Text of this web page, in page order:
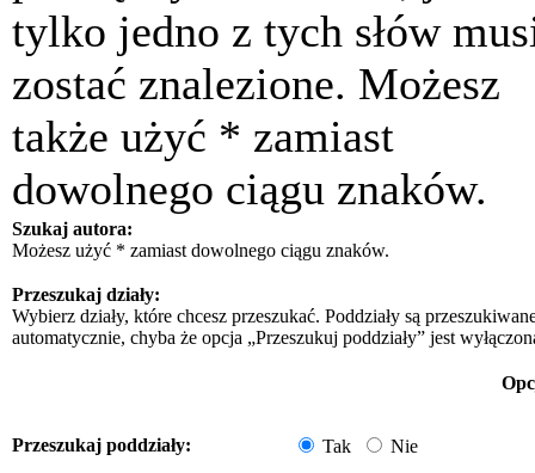
tylko jedno z tych słów
zostać znalezione. Możesz
także użyć * zamiast
dowolnego ciągu znaków.
Szukaj autora:
Możesz użyć * zamiast dowolnego ciągu znaków.
Przeszukaj działy:
Wybierz działy, które chcesz przeszukać. Poddziały są
automatycznie, chyba że opcja „Przeszukuj poddziały” jest
Przeszukaj poddziały: Tak Nie